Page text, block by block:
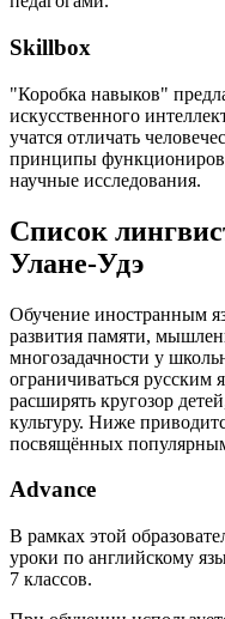
Skillbox
"Коробка навыков"
искусственного
учатся отличать
принципы
научные исследования.
Список
Улане-Удэ
Обучение иностранным
развития памяти,
многозадачности у
ограничиваться русским
расширять кругозор
культуру. Ниже
посвящённых
Advance
В рамках этой
уроки по английскому
7 классов.